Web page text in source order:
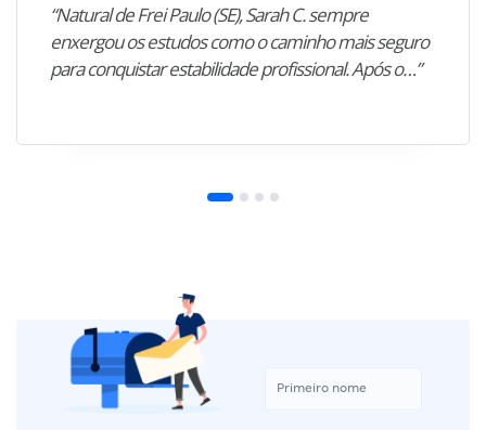
“Natural de Frei Paulo (SE), Sarah C. sempre
enxergou os estudos como o caminho mais seguro
para conquistar estabilidade profissional. Após o…”